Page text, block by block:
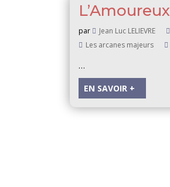
L’Amoureux
par Jean Luc LELIEVRE
Les arcanes majeurs
…
EN SAVOIR +